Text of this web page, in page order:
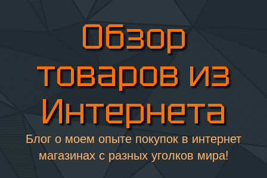
Обзор
товаров из
Интернета
Блог о моем опыте покупок в интернет
магазинах с разных уголков мира!